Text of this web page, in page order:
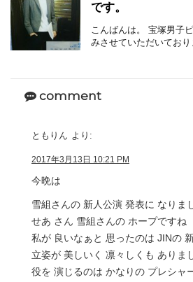
です。
こんばんは。 宝塚男子
みさせていただいてお
comment
ともりん より:
2017年3月13日 10:21 PM
今晩は
雪組さんの 新人公演 発表に なりま
せあ さん 雪組さんの ホープですね
私が 良いなぁと 思ったのは JINの
立姿が 美しいく 凛々しくも ありま
役を 演じるのは かなりの プレシャ